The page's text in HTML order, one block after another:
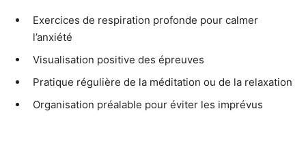
Exercices de respiration profonde pour calmer
l’anxiété
Visualisation positive des épreuves
Pratique régulière de la méditation ou de la relaxation
Organisation préalable pour éviter les imprévus